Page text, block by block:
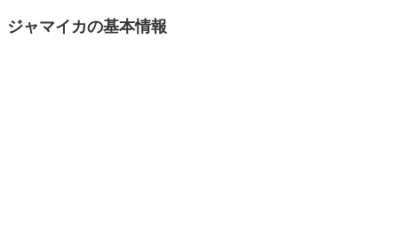
ジャマイカの基本情報